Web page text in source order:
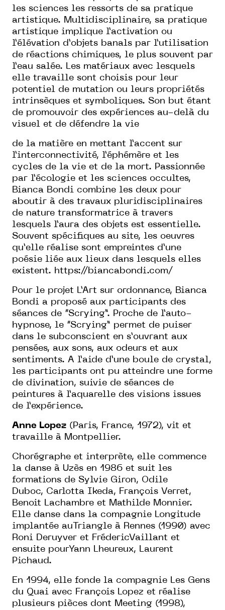
les sciences les ressorts de sa pratique
artistique. Multidisciplinaire, sa pratique
artistique implique l’activation ou
l’élévation d’objets banals par l’utilisation
de réactions chimiques, le plus souvent par
l’eau salée. Les matériaux avec lesquels
elle travaille sont choisis pour leur
potentiel de mutation ou leurs propriétés
intrinsèques et symboliques. Son but étant
de promouvoir des expériences au-delà du
visuel et de défendre la vie
de la matière en mettant l’accent sur
l’interconnectivité, l’éphémère et les
cycles de la vie et de la mort. Passionnée
par l’écologie et les sciences occultes,
Bianca Bondi combine les deux pour
aboutir à des travaux pluridisciplinaires
de nature transformatrice à travers
lesquels l’aura des objets est essentielle.
Souvent spécifiques au site, les oeuvres
qu’elle réalise sont empreintes d’une
poésie liée aux lieux dans lesquels elles
existent. https://biancabondi.com/
Pour le projet L’Art sur ordonnance, Bianca
Bondi a proposé aux participants des
séances de “Scrying”. Proche de l’auto-
hypnose, le “Scrying” permet de puiser
dans le subconscient en s’ouvrant aux
pensées, aux sons, aux odeurs et aux
sentiments. A l’aide d’une boule de crystal,
les participants ont pu atteindre une forme
de divination, suivie de séances de
peintures à l’aquarelle des visions issues
de l’expérience.
Anne Lopez (Paris, France, 1972), vit et
travaille à Montpellier.
Chorégraphe et interprète, elle commence
la danse à Uzès en 1986 et suit les
formations de Sylvie Giron, Odile
Duboc, Carlotta Ikeda, François Verret,
Benoit Lachambre et Mathilde Monnier.
Elle danse dans la compagnie Longitude
implantée auTriangle à Rennes (1990) avec
Roni Deruyver et FrédericVaillant et
ensuite pourYann Lheureux, Laurent
Pichaud.
En 1994, elle fonde la compagnie Les Gens
du Quai avec François Lopez et réalise
plusieurs pièces dont Meeting (1998),